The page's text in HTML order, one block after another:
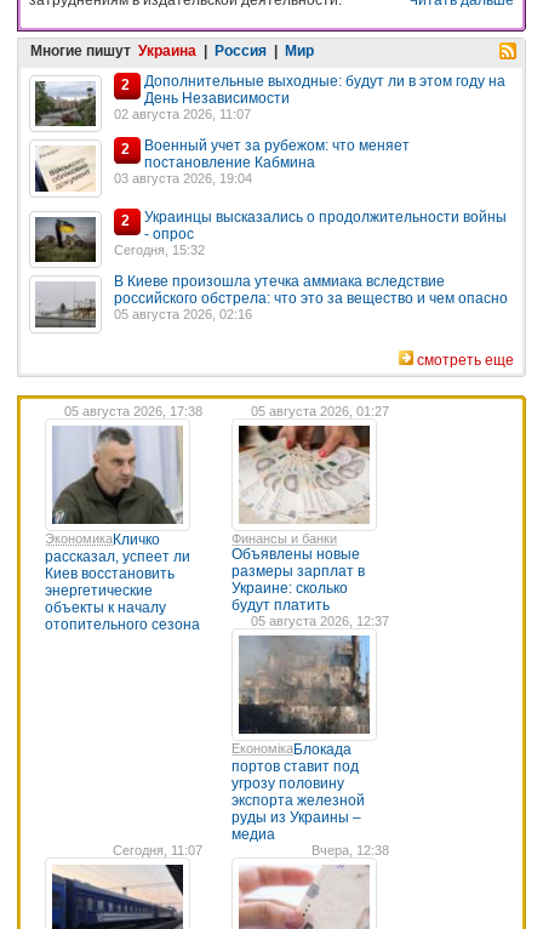
Многие пишут Украина | Россия | Мир
2
Дополнительные выходные: будут ли в этом году на
День Независимости
02 августа 2026, 11:07
2
Военный учет за рубежом: что меняет
постановление Кабмина
03 августа 2026, 19:04
2
Украинцы высказались о продолжительности войны
- опрос
Сегодня, 15:32
В Киеве произошла утечка аммиака вследствие
российского обстрела: что это за вещество и чем опасно
05 августа 2026, 02:16
смотреть еще
05 августа 2026, 17:38
ЭкономикаКличко
рассказал, успеет ли
Киев восстановить
энергетические
объекты к началу
отопительного сезона
05 августа 2026, 01:27
Финансы и банки
Объявлены новые
размеры зарплат в
Украине: сколько
будут платить
05 августа 2026, 12:37
ЕкономікаБлокада
портов ставит под
угрозу половину
экспорта железной
руды из Украины –
медиа
Сегодня, 11:07 Вчера, 12:38